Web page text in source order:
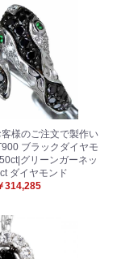
客様のご注文で製作い
ブラックダイヤモ
グリーンガーネッ
ダイヤモンド
314,285